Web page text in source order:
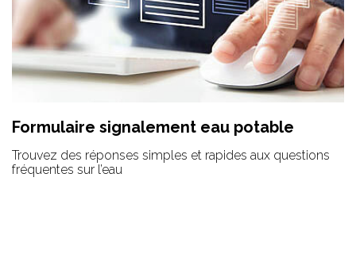
Formulaire signalement eau potable
Trouvez des réponses simples et rapides aux questions
fréquentes sur l’eau